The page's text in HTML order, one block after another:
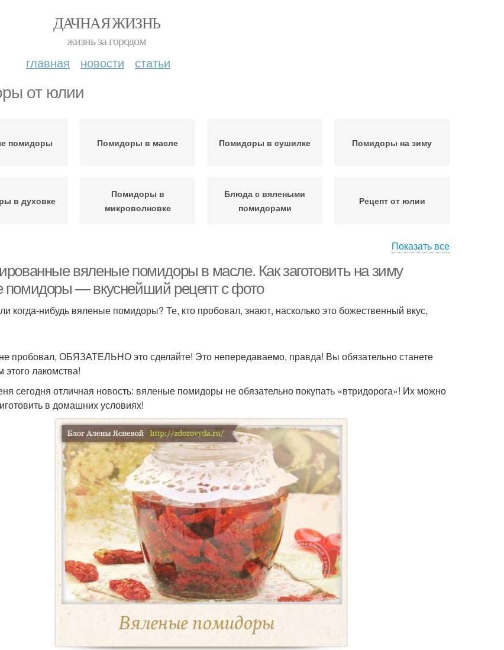
ДАЧНАЯ ЖИЗНЬ
жизнь за городом
главная новости статьи
от юлии
помидоры Помидоры в масле Помидоры в сушилке Помидоры на зиму
в духовке
Помидоры в
микроволновке
Блюда с вялеными
помидорами
Рецепт от юлии
Показать все
вяленые помидоры в масле. Как заготовить на зиму
помидоры — вкуснейший рецепт с фото
когда-нибудь вяленые помидоры? Те, кто пробовал, знают, насколько это божественный вкус,
пробовал, ОБЯЗАТЕЛЬНО это сделайте! Это непередаваемо, правда! Вы обязательно станете
этого лакомства!
сегодня отличная новость: вяленые помидоры не обязательно покупать «втридорога»! Их можно
в домашних условиях!